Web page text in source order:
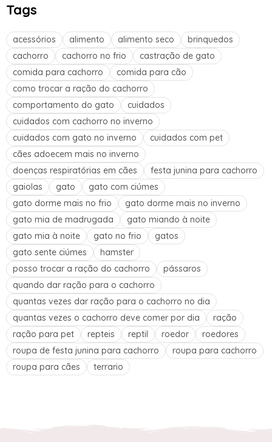
Tags
acessórios alimento alimento seco
brinquedos
cachorro
cachorro no frio
castração de gato
comida para cachorro
comida para cão
como trocar a ração do cachorro
comportamento do gato
cuidados
cuidados com cachorro no inverno
cuidados com gato no inverno
cuidados com pet
cães adoecem mais no inverno
doenças respiratórias em cães
festa junina para cachorro
gaiolas
gato
gato com ciúmes
gato dorme mais no frio
gato dorme mais no inverno
gato mia de madrugada
gato miando à noite
gato mia à noite
gato no frio
gatos
gato sente ciúmes
hamster
posso trocar a ração do cachorro
pássaros
quando dar ração para o cachorro
quantas vezes dar ração para o cachorro no dia
quantas vezes o cachorro deve comer por dia
ração
ração para pet
repteis reptil roedor
roedores
roupa de festa junina para cachorro
roupa para cachorro
roupa para cães
terrario